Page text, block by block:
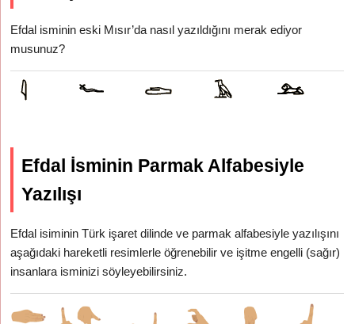
Efdal isminin eski Mısır’da nasıl yazıldığını merak ediyor
musunuz?
Efdal İsminin Parmak Alfabesiyle
Yazılışı
Efdal isiminin Türk işaret dilinde ve parmak alfabesiyle yazılışını
aşağıdaki hareketli resimlerle öğrenebilir ve işitme engelli (sağır)
insanlara isminizi söyleyebilirsiniz.